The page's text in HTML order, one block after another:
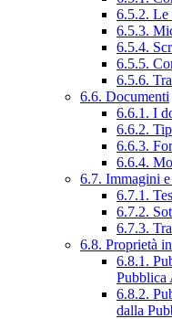
6.5.2. Le
6.5.3.
6.5.4.
6.5.5.
6.5.6.
6.6. Documenti
6.6.1. I
6.6.2.
6.6.3.
6.6.4.
6.7. Immagini
6.7.1.
6.7.2.
6.7.3.
6.8. Proprietà
6.8.1.
Pubblica
6.8.2.
dalla